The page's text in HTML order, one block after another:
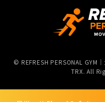
© REFRESH PERSONAL GYM
TRX. All